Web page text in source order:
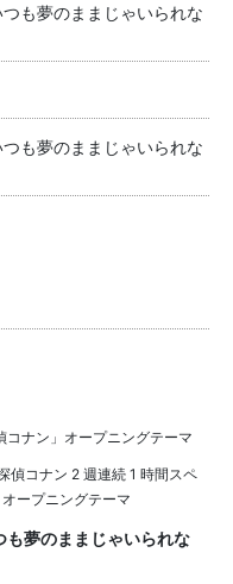
も夢のままじゃいられな
も夢のままじゃいられな
ナン」オープニングテーマ
偵コナン 2 週連続 1 時間スペ
ープニングテーマ
夢のままじゃいられな